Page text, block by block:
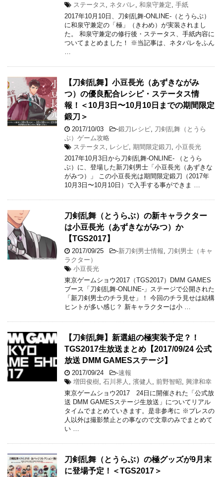
ステータス
ネタバレ 和泉守兼定 手紙
2017年10月10日、刀剣乱舞-ONLINE-（とうらぶ）
に和泉守兼定の「極」（きわめ）が実装されまし
た。 和泉守兼定の修行後・ステータス、手紙内容に
ついてまとめました！ ※当記事は、ネタバレをふん
【刀剣乱舞】小豆長光（あずきながみ
つ）の優良配合レシピ・ステータス情
報！＜10月3日〜10月10日までの期間限定
鍛刀＞
2017/10/03 -鍛刀レシピ 刀剣乱舞（とうら
ぶ）ゲーム攻略
ステータス
レシピ 期間限定鍛刀 小豆長光
2017年10月3日から刀剣乱舞-ONLINE- （とうら
ぶ）に、登場した新刀剣男士「小豆長光（あずきな
がみつ）」 この小豆長光は期間限定鍛刀（2017年
10月3日〜10月10日）で入手する事ができま …
刀剣乱舞（とうらぶ）の新キャラクター
は小豆長光（あずきながみつ）か
【TGS2017】
2017/09/25 -新刀剣男士情報
刀剣男士（キャ
ラクター）
小豆長光
東京ゲームショウ2017（TGS2017）DMM GAMES
ブース「刀剣乱舞-ONLINE-」ステージで公開された
「新刀剣男士のチラ見せ」！ 今回のチラ見せは結構
ヒントが多い感じ？ 新キャラクターは小 …
【刀剣乱舞】新選組の極実装予定？！
TGS2017生放送まとめ【2017/09/24 公式
放送 DMM GAMESステージ】
2017/09/24 -速報
増田俊樹 石川界人 濱健人 前野智昭 興津和幸
東京ゲームショウ2017 24日に開催された「公式放
送 DMM GAMESステージ生放送」についてリアル
タイムでまとめていきます。是非参考に ※プレスの
人以外は撮影禁止との事なので文章のみでまとめて
い …
刀剣乱舞（とうらぶ）の極グッズが9月末
に登場予定！＜TGS2017＞